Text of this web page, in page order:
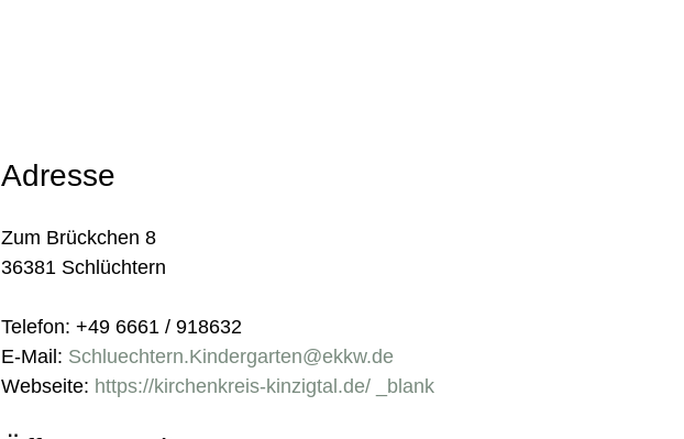
Adresse
Zum Brückchen 8
36381 Schlüchtern
Telefon: +49 6661 / 918632
E-Mail: Schluechtern.Kindergarten@ekkw.de
Webseite: https://kirchenkreis-kinzigtal.de/ _blank